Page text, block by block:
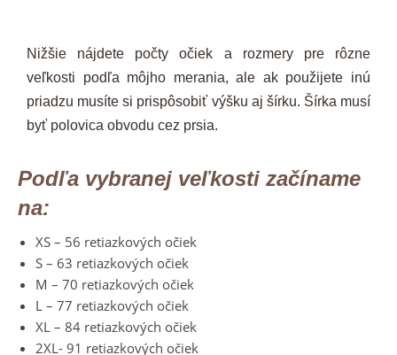
Nižšie nájdete počty očiek a rozmery pre rôzne
veľkosti podľa môjho merania, ale ak použijete inú
priadzu musíte si prispôsobiť výšku aj šírku. Šírka musí
byť polovica obvodu cez prsia.
Podľa vybranej veľkosti začíname
na:
XS – 56 retiazkových očiek
S – 63 retiazkových očiek
M – 70 retiazkových očiek
L – 77 retiazkových očiek
XL – 84 retiazkových očiek
2XL- 91 retiazkových očiek